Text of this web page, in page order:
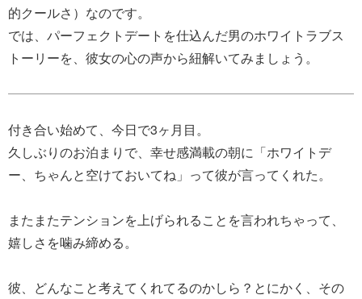
的クールさ）なのです。
では、パーフェクトデートを仕込んだ男のホワイトラブス
トーリーを、彼女の心の声から紐解いてみましょう。
付き合い始めて、今日で3ヶ月目。
久しぶりのお泊まりで、幸せ感満載の朝に「ホワイトデ
ー、ちゃんと空けておいてね」って彼が言ってくれた。
またまたテンションを上げられることを言われちゃって、
嬉しさを噛み締める。
彼、どんなこと考えてくれてるのかしら？とにかく、その